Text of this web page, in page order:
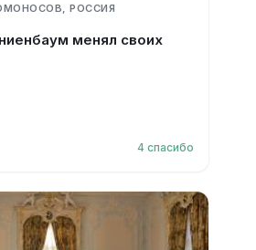
РОССИЯ
менял своих
4 спасибо